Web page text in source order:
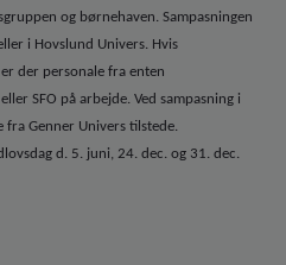
og børnehaven. Sampasningen
i Hovslund Univers. Hvis
der personale fra enten
SFO på arbejde. Ved sampasning i
fra Genner Univers tilstede.
d. 5. juni, 24. dec. og 31. dec.